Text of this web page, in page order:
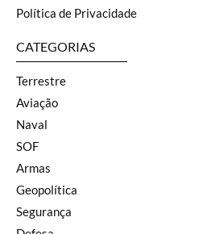
Política de Privacidade
CATEGORIAS
Terrestre
Aviação
Naval
SOF
Armas
Geopolítica
Segurança